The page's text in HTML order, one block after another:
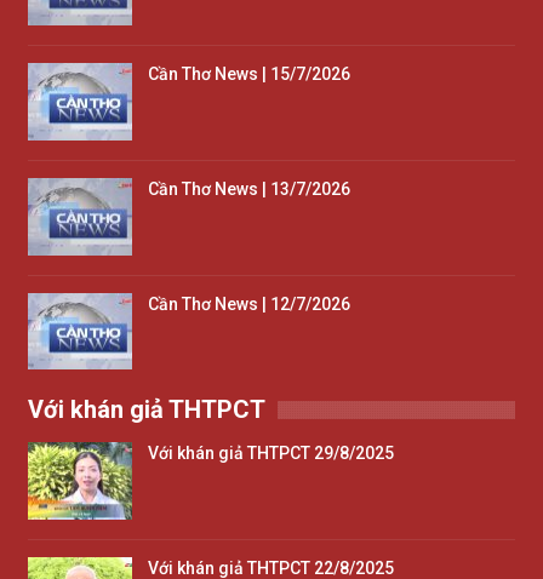
Cần Thơ News | 15/7/2026
Cần Thơ News | 13/7/2026
Cần Thơ News | 12/7/2026
Với khán giả THTPCT
Với khán giả THTPCT 29/8/2025
Với khán giả THTPCT 22/8/2025